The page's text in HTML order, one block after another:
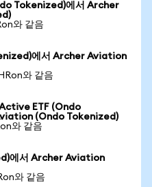
Tokenized)에서 Archer
와 같음
에서 Archer Aviation
와 같음
ETF (Ondo
(Ondo Tokenized)
와 같음
에서 Archer Aviation
와 같음